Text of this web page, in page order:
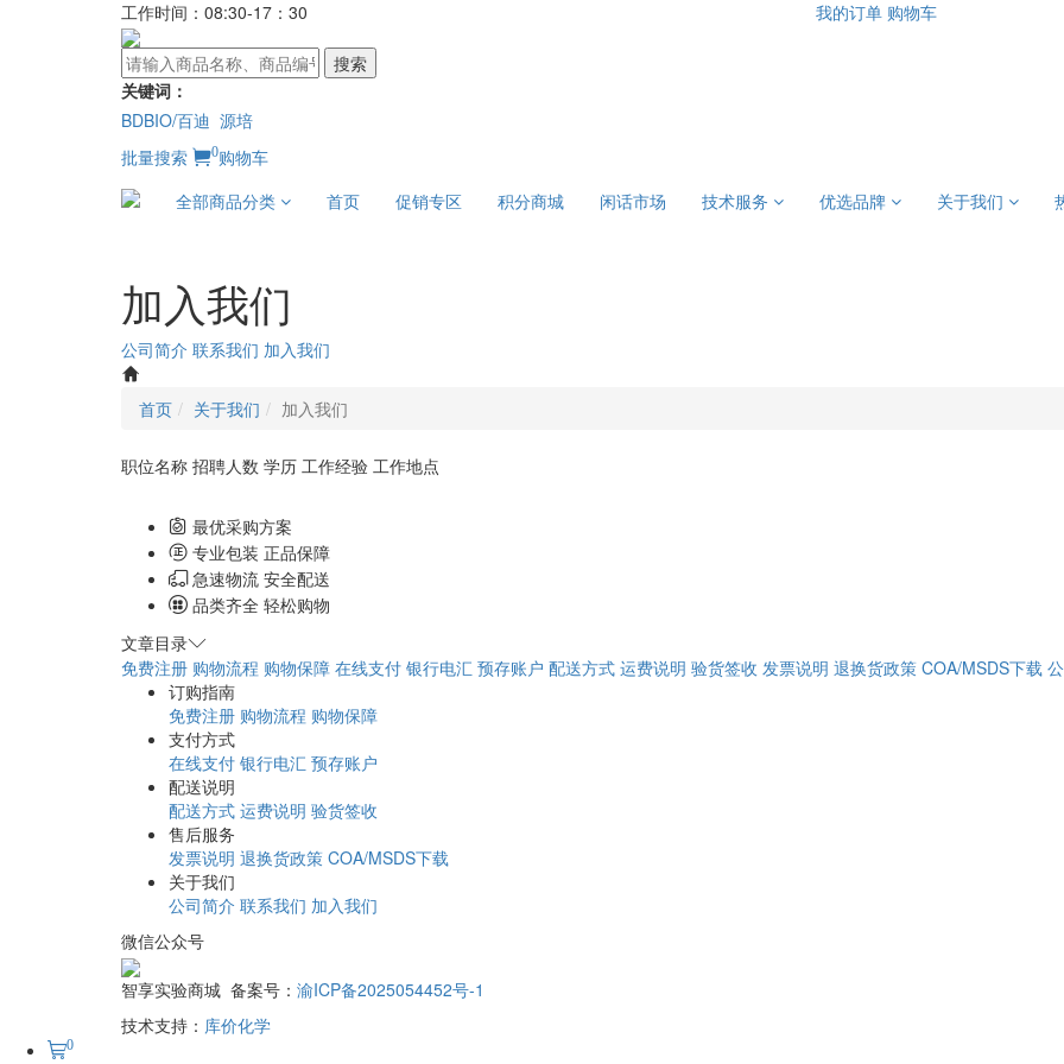
工作时间：08:30-17：30 我的订单 购物车
搜索
关键词：
BDBIO/百迪 源培
批量搜索
0购物车
全部商品分类
首页 促销专区 积分商城 闲话市场 技术服务 优选品牌 关于我们
加入我们
公司简介 联系我们 加入我们
首页 关于我们 加入我们
职位名称 招聘人数 学历 工作经验 工作地点
最优采购方案
专业包装 正品保障
急速物流 安全配送
品类齐全 轻松购物
文章目录
免费注册 购物流程 购物保障 在线支付 银行电汇 预存账户 配送方式 运费说明 验货签收 发票说明 退换货政策 COA/MSDS下载
订购指南
免费注册 购物流程 购物保障
支付方式
在线支付 银行电汇 预存账户
配送说明
配送方式 运费说明 验货签收
售后服务
发票说明 退换货政策 COA/MSDS下载
关于我们
公司简介 联系我们 加入我们
微信公众号
智享实验商城 备案号： 渝ICP备2025054452号-1
技术支持： 库价化学
0